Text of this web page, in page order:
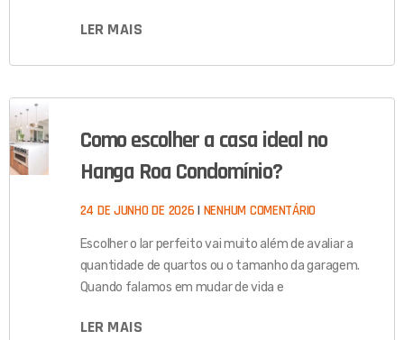
LER MAIS
Como escolher a casa ideal no
Hanga Roa Condomínio?
24 DE JUNHO DE 2026 NENHUM COMENTÁRIO
Escolher o lar perfeito vai muito além de avaliar a
quantidade de quartos ou o tamanho da garagem.
Quando falamos em mudar de vida e
LER MAIS